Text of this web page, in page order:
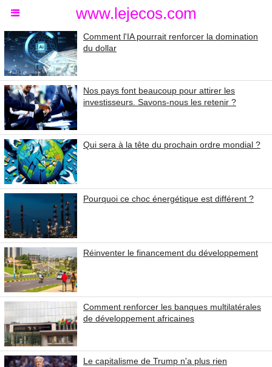
www.lejecos.com
Comment l'IA pourrait renforcer la domination
du dollar
Nos pays font beaucoup pour attirer les
investisseurs. Savons-nous les retenir ?
Qui sera à la tête du prochain ordre mondial ?
Pourquoi ce choc énergétique est différent ?
Réinventer le financement du développement
Comment renforcer les banques multilatérales
de développement africaines
Le capitalisme de Trump n'a plus rien